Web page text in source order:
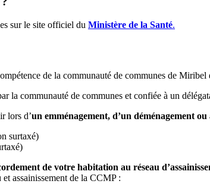
sur le site officiel du Ministère de la Santé.
de la communauté de communes de
la communauté de communes et confiée à un
lors d’un emménagement, d’un déménagement
surtaxé)
de votre habitation au réseau
assainissement de la CCMP :